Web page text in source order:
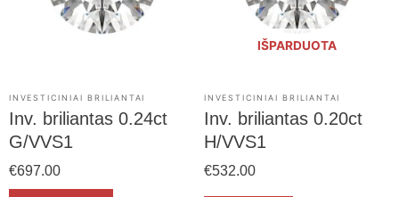
INVESTICINIAI BRILIANTAI
Inv. briliantas 0.24ct
G/VVS1
€697.00
IŠPARDUOTA
INVESTICINIAI BRILIANTAI
Inv. briliantas 0.20ct
H/VVS1
€532.00